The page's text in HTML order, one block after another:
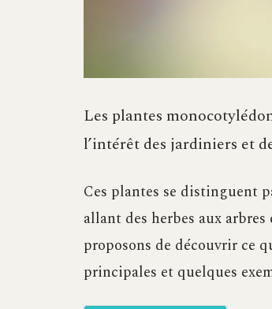
Les plantes
l’intérêt des jardiniers et
Ces plantes se distinguent
allant des herbes aux
proposons de découvrir ce
principales et quelques